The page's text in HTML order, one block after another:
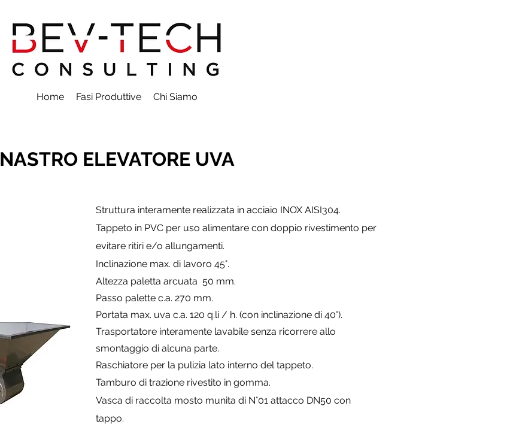
Home Fasi Produttive Chi Siamo
NASTRO ELEVATORE UVA
Struttura interamente realizzata in acciaio INOX AISI304.
Tappeto in PVC per uso alimentare con doppio rivestimento per
evitare ritiri e/o allungamenti.
Inclinazione max. di lavoro 45°.
Altezza paletta arcuata 50 mm.
Passo palette c.a. 270 mm.
Portata max. uva c.a. 120 q.li / h. (con inclinazione di 40°).
Trasportatore interamente lavabile senza ricorrere allo
smontaggio di alcuna parte.
Raschiatore per la pulizia lato interno del tappeto.
Tamburo di trazione rivestito in gomma.
Vasca di raccolta mosto munita di N°01 attacco DN50 con
tappo.